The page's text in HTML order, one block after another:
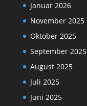
Januar 2026
November 2025
Oktober 2025
September 2025
August 2025
Juli 2025
Juni 2025